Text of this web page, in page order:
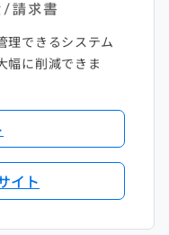
理できるシステム
幅に削減できま
イト